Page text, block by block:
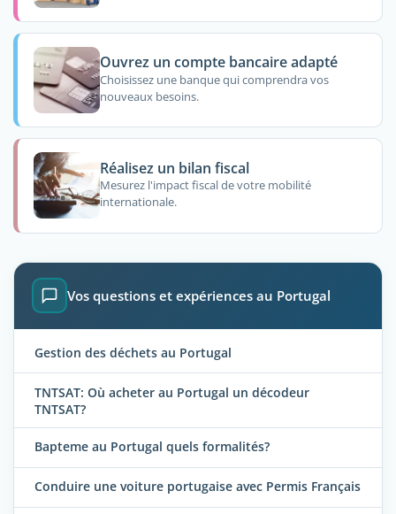
Ouvrez un compte bancaire adapté
Choisissez une banque qui comprendra vos
nouveaux besoins.
Réalisez un bilan fiscal
Mesurez l'impact fiscal de votre mobilité
internationale.
Vos questions et expériences au Portugal
Gestion des déchets au Portugal
TNTSAT: Où acheter au Portugal un décodeur
TNTSAT?
Bapteme au Portugal quels formalités?
Conduire une voiture portugaise avec Permis Français